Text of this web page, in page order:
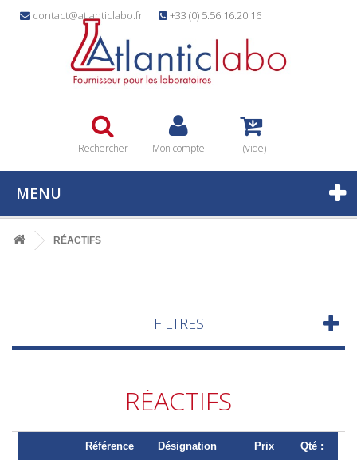
contact@atlanticlabo.fr +33 (0) 5.56.16.20.16
Rechercher Mon compte (vide)
MENU
RÉACTIFS
FILTRES
RÉACTIFS
Référence Désignation Prix Qté :